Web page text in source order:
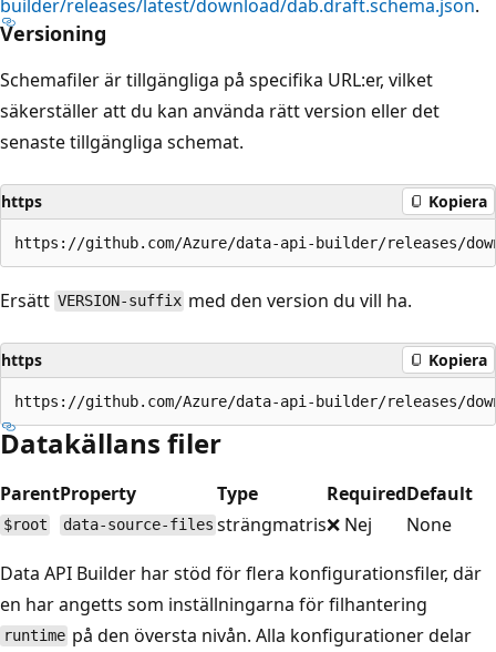
builder/releases/latest/download/dab.draft.schema.json.
Versioning
Schemafiler är tillgängliga på specifika URL:er, vilket
säkerställer att du kan använda rätt version eller det
senaste tillgängliga schemat.
https Kopiera
Ersätt VERSION-suffix med den version du vill ha.
https Kopiera
Datakällans filer
ParentProperty Type RequiredDefault
$root data-source-files strängmatris❌ Nej
None
Data API Builder har stöd för flera konfigurationsfiler, där
en har angetts som inställningarna för filhantering
runtime på den översta nivån. Alla konfigurationer delar